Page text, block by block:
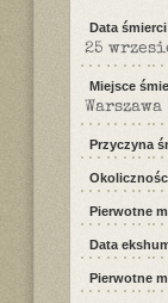
Data
25
Miejsce
Warszawa
Przyczyna
Pierwotne
Data
Pierwotne